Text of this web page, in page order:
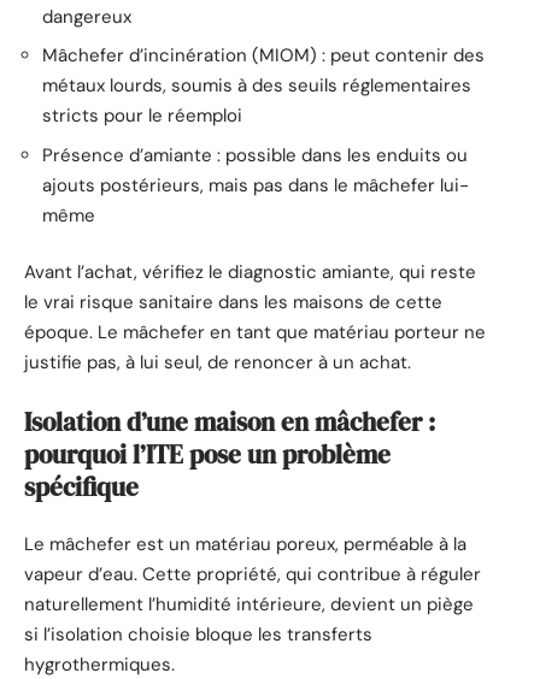
dangereux
Mâchefer d’incinération (MIOM) : peut contenir des
métaux lourds, soumis à des seuils réglementaires
stricts pour le réemploi
Présence d’amiante : possible dans les enduits ou
ajouts postérieurs, mais pas dans le mâchefer lui-
même
Avant l’achat, vérifiez le diagnostic amiante, qui reste
le vrai risque sanitaire dans les maisons de cette
époque. Le mâchefer en tant que matériau porteur ne
justifie pas, à lui seul, de renoncer à un achat.
Isolation d’une maison en mâchefer :
pourquoi l’ITE pose un problème
spécifique
Le mâchefer est un matériau poreux, perméable à la
vapeur d’eau. Cette propriété, qui contribue à réguler
naturellement l’humidité intérieure, devient un piège
si l’isolation choisie bloque les transferts
hygrothermiques.